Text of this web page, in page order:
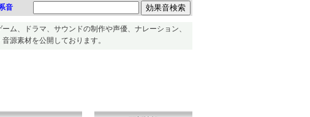
ム、ドラマ、サウンドの制作や声優、ナレーション、
音源素材を公開しております。
音